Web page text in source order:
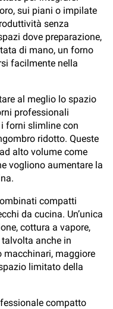
sui piani o impilate
senza
dove preparazione,
di mano, un forno
facilmente nella
al meglio lo spazio
professionali
forni slimline con
ridotto. Queste
alto volume come
vogliono aumentare la
compatti
da cucina. Un’unica
cottura a vapore,
anche in
macchinari, maggiore
limitato della
compatto